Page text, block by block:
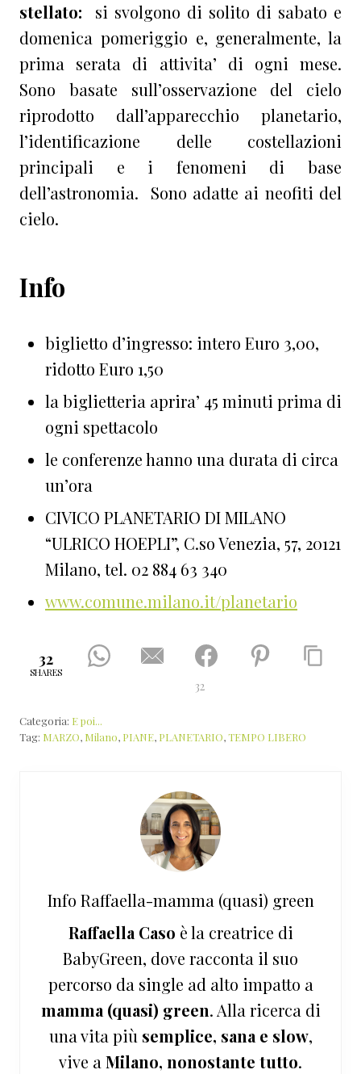
stellato:
si svolgono di solito di sabato e
domenica pomeriggio e, generalmente, la
prima serata di attivita’ di ogni mese.
Sono basate sull’osservazione del cielo
riprodotto dall’apparecchio planetario,
l’identificazione delle costellazioni
principali e i fenomeni di base
dell’astronomia. Sono adatte ai neofiti del
cielo.
Info
biglietto d’ingresso: intero Euro 3,00,
ridotto Euro 1,50
la biglietteria aprira’ 45 minuti prima di
ogni spettacolo
le conferenze hanno una durata di circa
un’ora
CIVICO PLANETARIO DI MILANO
“ULRICO HOEPLI”, C.so Venezia, 57, 20121
Milano, tel. 02 884 63 340
www.comune.milano.it/planetario
32
SHARES
32
Categoria: E poi...
Tag: MARZO, Milano, PIANE, PLANETARIO,TEMPO LIBERO
Info Raffaella-mamma (quasi) green
Raffaella Caso è la creatrice di
BabyGreen, dove racconta il suo
percorso da single ad alto impatto a
mamma (quasi) green. Alla ricerca di
una vita più semplice, sana e slow,
vive a Milano, nonostante tutto.